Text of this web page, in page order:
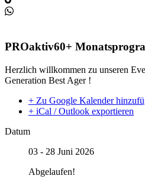
PROaktiv60+
Herzlich willkommen zu unseren
Generation Best Ager !
+ Zu Google Kalender
+ iCal / Outlook exportieren
Datum
03 - 28 Juni 2026
Abgelaufen!